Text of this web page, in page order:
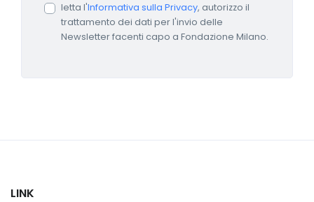
letta l'Informativa sulla Privacy, autorizzo il
trattamento dei dati per l'invio delle
Newsletter facenti capo a Fondazione Milano.
LINK